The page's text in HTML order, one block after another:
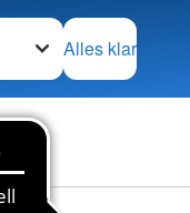
zu
Alles klar